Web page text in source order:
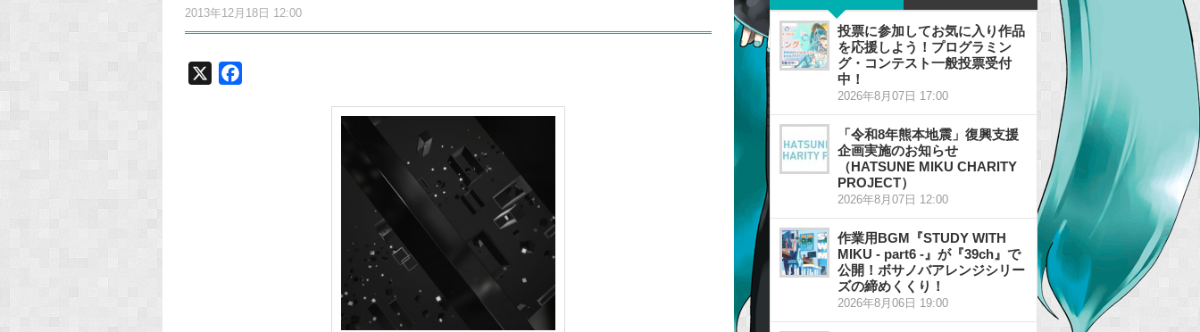
2013年12月18日 12:00
投票に参加してお気に入り作品
を応援しよう！プログラミン
グ・コンテスト一般投票受付
中！
2026年8月07日 17:00
「令和8年熊本地震」復興支援
企画実施のお知らせ
（HATSUNE MIKU CHARITY
PROJECT）
2026年8月07日 12:00
作業用BGM『STUDY WITH
MIKU - part6 -』が『39ch』で
公開！ボサノバアレンジシリー
ズの締めくくり！
2026年8月06日 19:00